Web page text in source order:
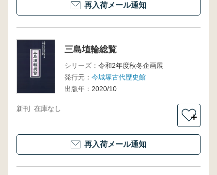
再入荷メール通知
三島埴輪総覧
シリーズ： 令和2年度秋冬企画展
発行元： 今城塚古代歴史館
出版年： 2020/10
新刊 在庫なし
＋
再入荷メール通知